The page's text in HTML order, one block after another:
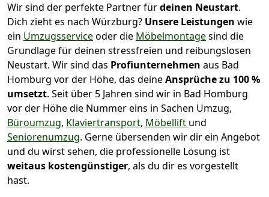
Wir sind der perfekte Partner fürdeinen Neustart.
Dich zieht es nach Würzburg? Unsere Leistungen wie
ein Umzugsserviceoder die Möbelmontagesind die
Grundlage für deinen stressfreien und reibungslosen
Neustart. Wir sind das Profiunternehmen aus Bad
Homburg vor der Höhe, das deineAnsprüche zu 100 %
umsetzt. Seit über 5 Jahren sind wir in Bad Homburg
vor der Höhe die Nummer eins in Sachen Umzug,
Büroumzug, Klaviertransport, Möbellift und
Seniorenumzug. Gerne übersenden wir dir ein Angebot
und du wirst sehen, die professionelle Lösung ist
weitaus kostengünstiger, als du dir es vorgestellt
hast.